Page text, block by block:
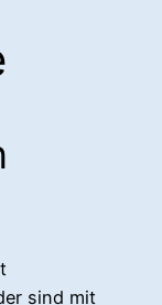
sind mit